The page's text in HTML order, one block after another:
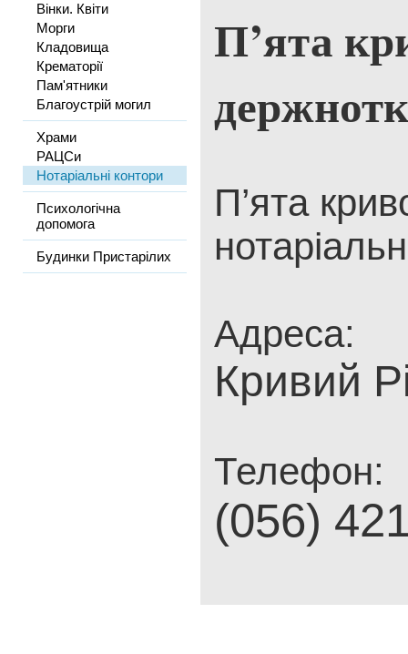
Вінки. Квіти
Морги
Кладовища
Крематорії
Пам'ятники
Благоустрій могил
Храми
РАЦСи
Нотаріальні контори
Психологічна
допомога
Будинки Пристарілих
П’ята
П’ята
Адреса:
Кривий
Телефон:
(056)